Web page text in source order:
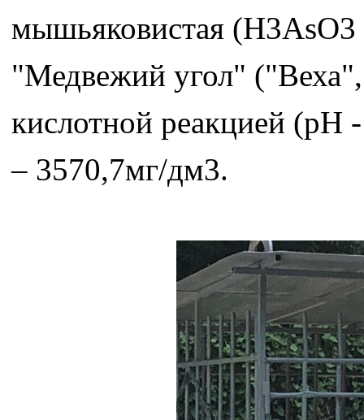
мышьяковистая
"Медвежий угол"
кислотной реакцией
– 3570,7мг/дм3.